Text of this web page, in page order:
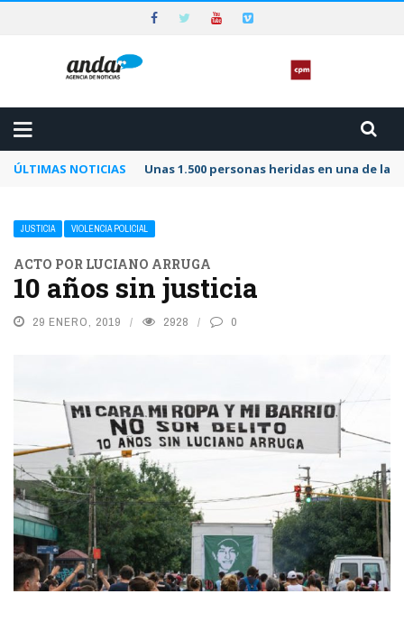
ÚLTIMAS NOTICIAS Unas 1.500 personas heridas en una de
JUSTICIA VIOLENCIA POLICIAL
ACTO POR LUCIANO ARRUGA
10 años sin justicia
29 ENERO, 2019 2928 0